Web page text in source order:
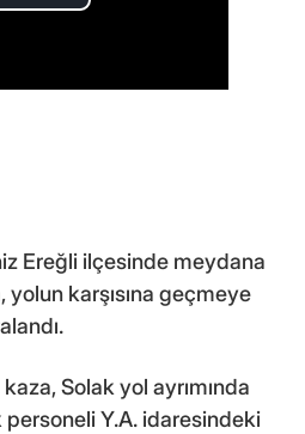
Ereğli ilçesinde meydana
karşısına geçmeye
Solak yol ayrımında
personeli Y.A. idaresindeki